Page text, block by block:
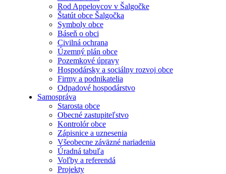
Rod Appelovcov v Šalgočke
Štatút obce Šalgočka
Symboly obce
Báseň o obci
Civilná ochrana
Územný plán obce
Pozemkové úpravy
Hospodársky a sociálny rozvoj obce
Firmy a podnikatelia
Odpadové hospodárstvo
Samospráva
Starosta obce
Obecné zastupiteľstvo
Kontrolór obce
Zápisnice a uznesenia
Všeobecne záväzné nariadenia
Úradná tabuľa
Voľby a referendá
Projekty